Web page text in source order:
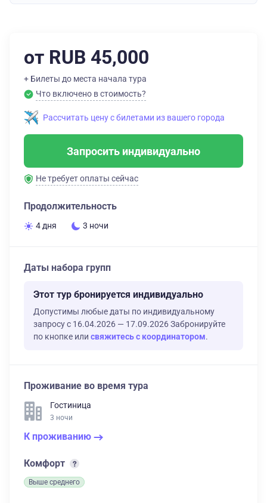
от RUB 45,000
+ Билеты до места начала тура
Что включено в стоимость?
Рассчитать цену с билетами из вашего города
Запросить индивидуально
Не требует оплаты сейчас
Продолжительность
4 дня 3 ночи
Даты набора групп
Этот тур бронируется индивидуально
Допустимы любые даты по индивидуальному
запросу с 16.04.2026 — 17.09.2026 Забронируйте
по кнопке или свяжитесь с координатором.
Проживание во время тура
Гостиница
3 ночи
К проживанию
Комфорт
Выше среднего